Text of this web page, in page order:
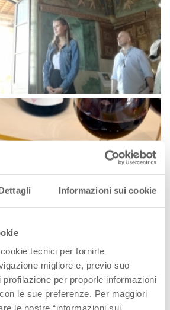
Informazioni sui cookie
tecnici per fornirle
migliore e, previo suo
per proporle informazioni
le sue preferenze. Per maggiori
le nostre “informazioni sui